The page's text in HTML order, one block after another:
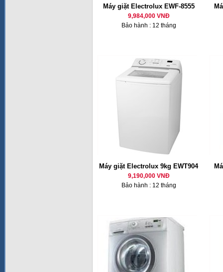
Máy giặt Electrolux EWF-8555
9,984,000 VNĐ
Bảo hành : 12 tháng
Máy giặt Electrolux 9kg EWT904
9,190,000 VNĐ
Bảo hành : 12 tháng